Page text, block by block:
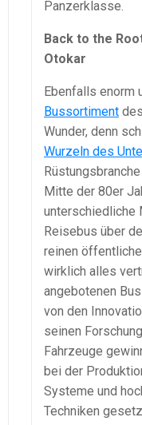
Panzerklasse.
Back to the
Otokar
Ebenfalls enorm
Bussortiment
Wunder, denn
Wurzeln des
Mitte der 80er
unterschiedliche
Reisebus über
reinen
wirklich alles
angebotenen
von den
seinen
Fahrzeuge
bei der
Systeme und
Techniken